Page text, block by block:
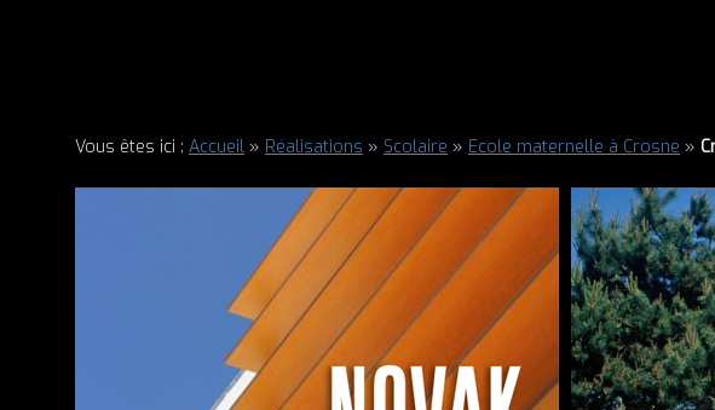
Vous êtes ici : Accueil » Réalisations » Scolaire » Ecole maternelle à Crosne »